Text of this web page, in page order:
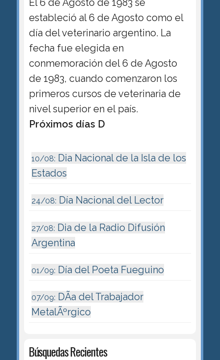
El 6 de Agosto de 1983 se
estableció al 6 de Agosto como el
día del veterinario argentino. La
fecha fue elegida en
conmemoración del 6 de Agosto
de 1983, cuando comenzaron los
primeros cursos de veterinaria de
nivel superior en el país.
Próximos días D
10/08: Dia Nacional de la Isla de los
Estados
24/08: Día Nacional del Lector
27/08: Dia de la Radio Difusión
Argentina
01/09: Día del Poeta Fueguino
07/09: DÃ­a del Trabajador
MetalÃºrgico
Búsquedas Recientes